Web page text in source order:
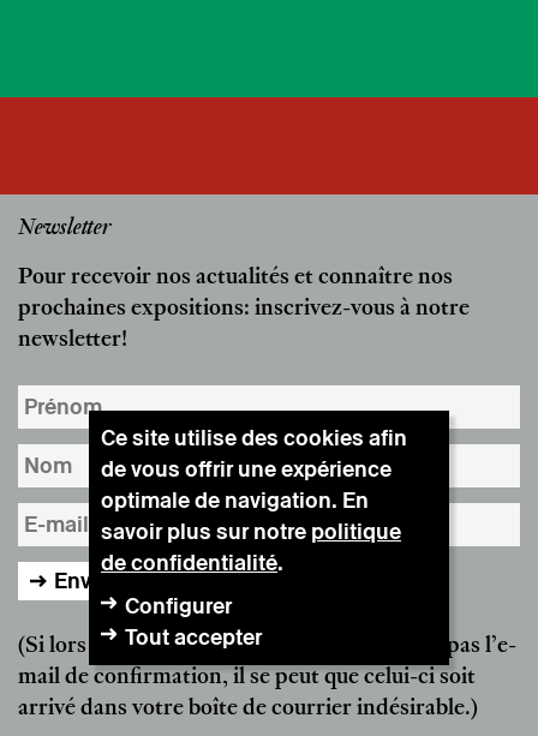
Newsletter
Pour recevoir nos actualités et connaître nos
prochaines expositions: inscrivez-vous à notre
newsletter!
(Si lors de votre inscription vous ne recevez pas l’e-
mail de confirmation, il se peut que celui-ci soit
arrivé dans votre boîte de courrier indésirable.)
Ce site utilise des cookies afin
de vous offrir une expérience
optimale de navigation. En
savoir plus sur notre politique
de confidentialité.
Configurer
Tout accepter